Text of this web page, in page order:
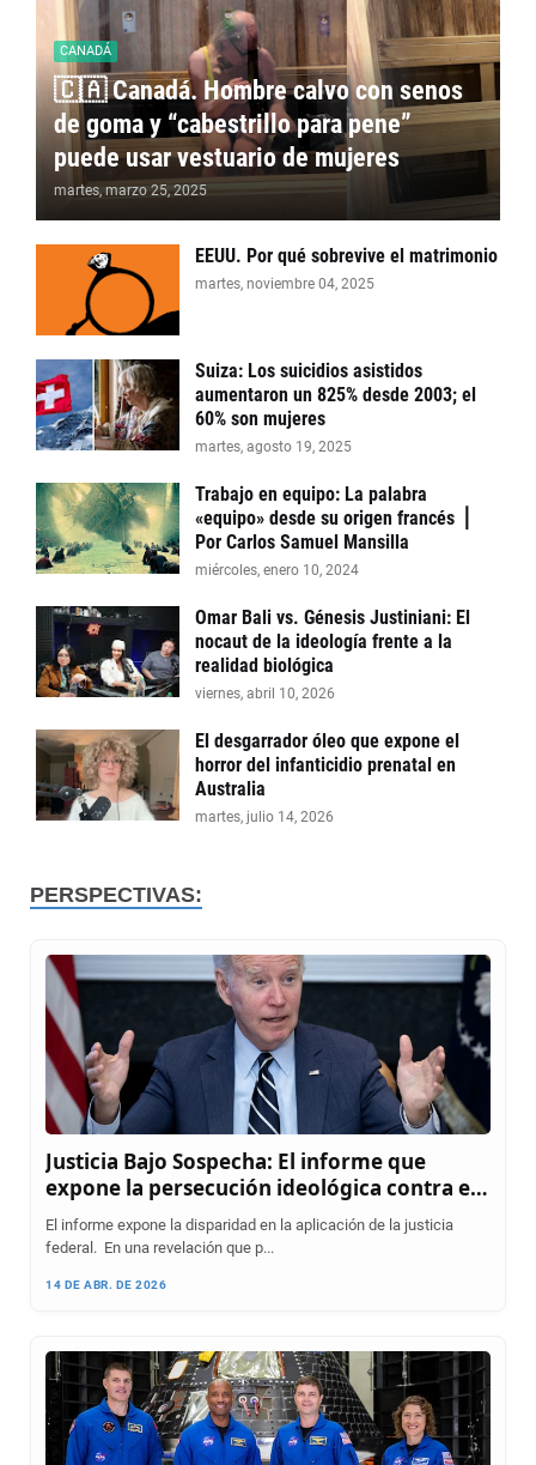
CANADÁ
🇨🇦 Canadá. Hombre calvo con senos
de goma y “cabestrillo para pene”
puede usar vestuario de mujeres
martes, marzo 25, 2025
EEUU. Por qué sobrevive el matrimonio
martes, noviembre 04, 2025
Suiza: Los suicidios asistidos
aumentaron un 825% desde 2003; el
60% son mujeres
martes, agosto 19, 2025
Trabajo en equipo: La palabra
«equipo» desde su origen francés ⎪
Por Carlos Samuel Mansilla
miércoles, enero 10, 2024
Omar Bali vs. Génesis Justiniani: El
nocaut de la ideología frente a la
realidad biológica
viernes, abril 10, 2026
El desgarrador óleo que expone el
horror del infanticidio prenatal en
Australia
martes, julio 14, 2026
PERSPECTIVAS:
Justicia Bajo Sospecha: El informe que
expone la persecución ideológica contra el
movimiento Provida
El informe expone la disparidad en la aplicación de la justicia
federal. En una revelación que p...
14 DE ABR. DE 2026